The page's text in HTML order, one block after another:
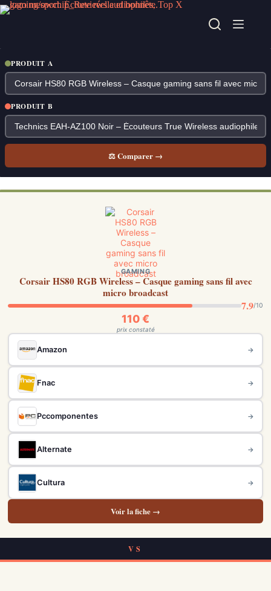
Passer
au
PRODUIT A
PRODUIT B
⚖ Comparer →
GAMING
Corsair HS80 RGB Wireless – Casque gaming sans fil avec
micro broadcast
7.9/10
110 €
prix constaté
Amazon →
Fnac →
Pccomponentes →
Alternate →
Cultura →
Voir la fiche →
VS